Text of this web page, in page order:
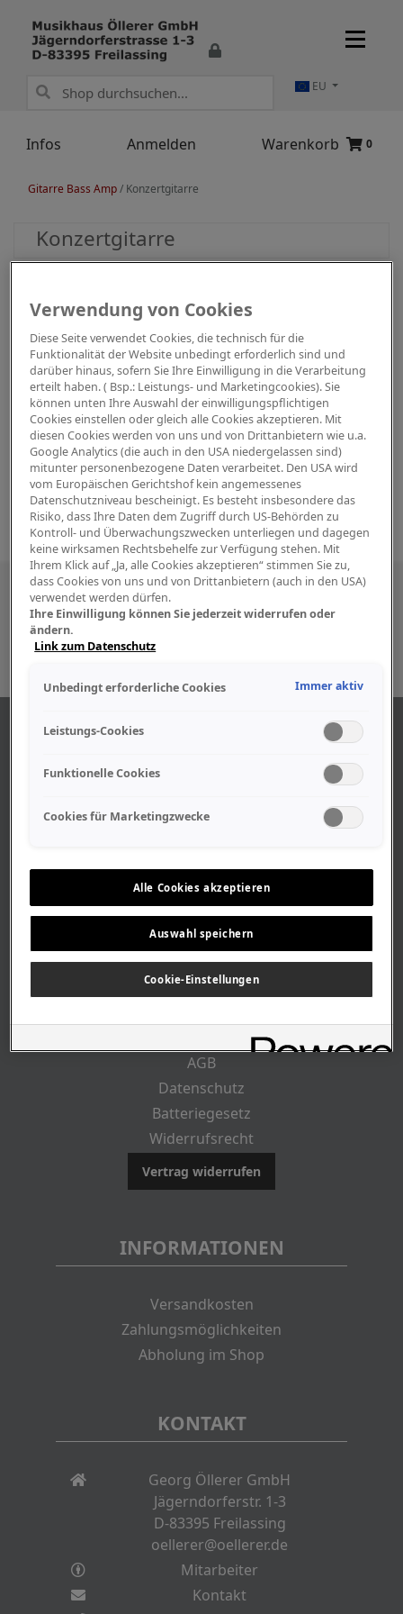
Infos Anmelden Warenkorb 0
EU
Gitarre Bass Amp/ Konzertgitarre
Konzertgitarre
Besuchen Sie uns auch in den sozialen
Medien
Geschäftszeiten
Stellenangebote
Geschichte
RECHTLICHES
AGB
Datenschutz
Batteriegesetz
Widerrufsrecht
Vertrag widerrufen
INFORMATIONEN
Versandkosten
Zahlungsmöglichkeiten
Abholung im Shop
KONTAKT
Georg Öllerer GmbH
Jägerndorferstr. 1-3
D-83395 Freilassing
oellerer@oellerer.de
Mitarbeiter
Kontakt
Verwendung von Cookies
Diese Seite verwendet Cookies, die technisch für die
Funktionalität der Website unbedingt erforderlich sind und
darüber hinaus, sofern Sie Ihre Einwilligung in die Verarbeitung
erteilt haben. ( Bsp.: Leistungs- und Marketingcookies). Sie
können unten Ihre Auswahl der einwilligungspflichtigen
Cookies einstellen oder gleich alle Cookies akzeptieren. Mit
diesen Cookies werden von uns und von Drittanbietern wie u.a.
Google Analytics (die auch in den USA niedergelassen sind)
mitunter personenbezogene Daten verarbeitet. Den USA wird
vom Europäischen Gerichtshof kein angemessenes
Datenschutzniveau bescheinigt. Es besteht insbesondere das
Risiko, dass Ihre Daten dem Zugriff durch US-Behörden zu
Kontroll- und Überwachungszwecken unterliegen und dagegen
keine wirksamen Rechtsbehelfe zur Verfügung stehen. Mit
Ihrem Klick auf „Ja, alle Cookies akzeptieren“ stimmen Sie zu,
dass Cookies von uns und von Drittanbietern (auch in den USA)
verwendet werden dürfen.
Ihre Einwilligung können Sie jederzeit widerrufen oder
ändern.
Link zum Datenschutz
Unbedingt erforderliche Cookies Immer aktiv
Leistungs-Cookies
Funktionelle Cookies
Cookies für Marketingzwecke
Alle Cookies akzeptieren
Auswahl speichern
Cookie-Einstellungen